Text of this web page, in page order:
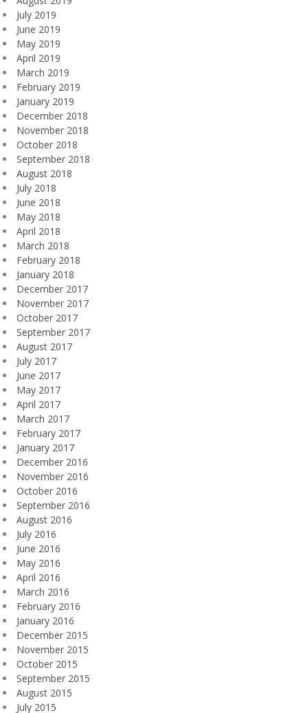
July 2019
June 2019
May 2019
April 2019
March 2019
February 2019
January 2019
December 2018
November 2018
October 2018
September 2018
August 2018
July 2018
June 2018
May 2018
April 2018
March 2018
February 2018
January 2018
December 2017
November 2017
October 2017
September 2017
August 2017
July 2017
June 2017
May 2017
April 2017
March 2017
February 2017
January 2017
December 2016
November 2016
October 2016
September 2016
August 2016
July 2016
June 2016
May 2016
April 2016
March 2016
February 2016
January 2016
December 2015
November 2015
October 2015
September 2015
August 2015
July 2015